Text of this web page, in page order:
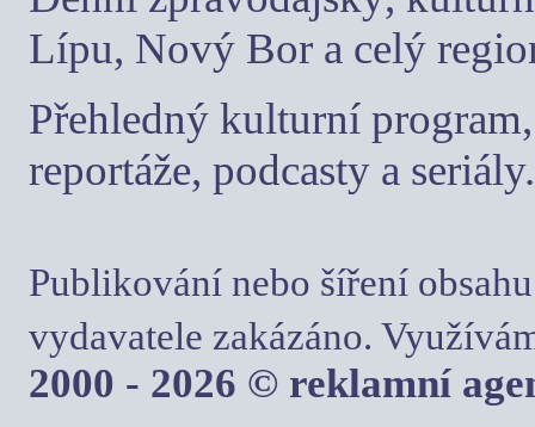
Lípu, Nový Bor a celý
Přehledný kulturní
reportáže, podcasty a seriály.
Publikování nebo šíření
vydavatele zakázáno.
2000 - 2026 © reklamní